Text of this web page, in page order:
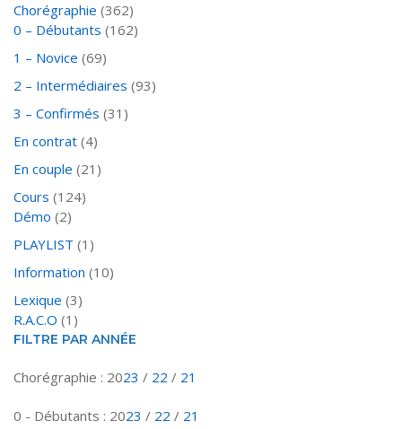
Chorégraphie (362)
0 – Débutants (162)
1 – Novice (69)
2 – Intermédiaires (93)
3 – Confirmés (31)
En contrat (4)
En couple (21)
Cours (124)
Démo (2)
PLAYLIST (1)
Information (10)
Lexique (3)
R.A.C.O (1)
FILTRE PAR ANNÉE
Chorégraphie : 2023 / 22 / 21
0 - Débutants : 2023 / 22 / 21